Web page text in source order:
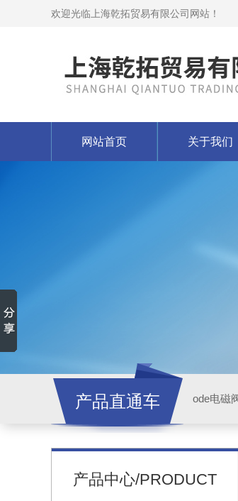
欢迎光临上海乾拓贸易有限公司网站！
网站首页 关于我们
产品直通车 ode电磁
产品中心/PRODUCT